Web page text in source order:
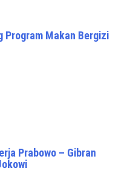
Program Makan Bergizi
Prabowo – Gibran